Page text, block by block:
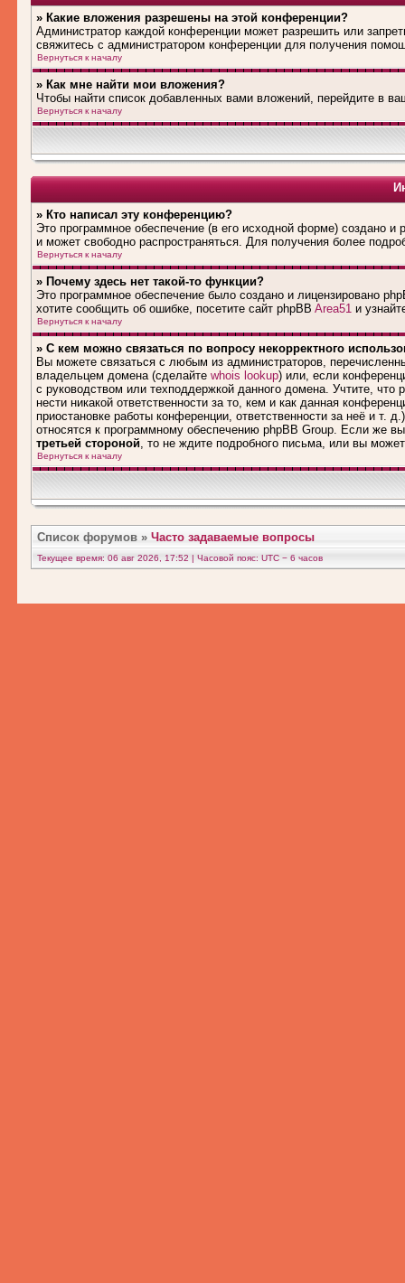
» Какие вложения разрешены на этой конференции?
Администратор каждой конференции может разрешить или
свяжитесь с администратором конференции для получения
Вернуться к началу
» Как мне найти мои вложения?
Чтобы найти список добавленных вами вложений, перейдите в
Вернуться к началу
» Кто написал эту конференцию?
Это программное обеспечение (в его исходной форме) создано и
и может свободно распространяться. Для получения более
Вернуться к началу
» Почему здесь нет такой-то функции?
Это программное обеспечение было создано и лицензировано
хотите сообщить об ошибке, посетите сайт phpBB Area51 и
Вернуться к началу
» С кем можно связаться по вопросу некорректного
Вы можете связаться с любым из администраторов,
владельцем домена (сделайте whois lookup) или, если
с руководством или техподдержкой данного домена. Учтите, что
нести никакой ответственности за то, кем и как данная
приостановке работы конференции, ответственности за неё и т.
относятся к программному обеспечению phpBB Group. Если же
третьей стороной, то не ждите подробного письма, или вы
Вернуться к началу
Список форумов » Часто задаваемые вопросы
Текущее время: 06 авг 2026, 17:52 | Часовой пояс: UTC − 6 часов